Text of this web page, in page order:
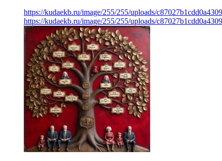
https://kudaekb.ru/image/255/255/uploads/
https://kudaekb.ru/image/255/255/uploads/